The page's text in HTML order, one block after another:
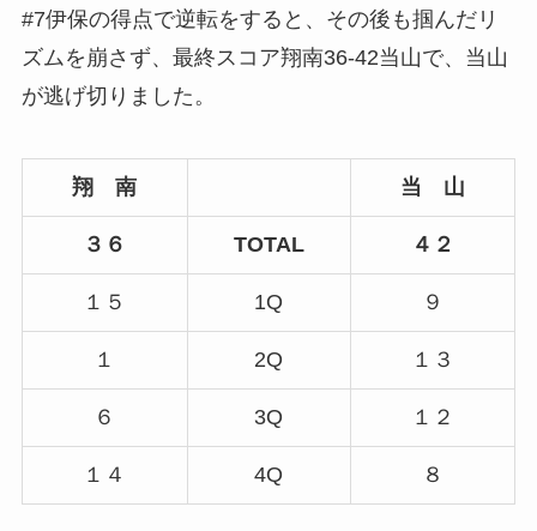
#7伊保の得点で逆転をすると、その後も掴んだリ
ズムを崩さず、最終スコア翔南36-42当山で、当山
が逃げ切りました。
翔 南 当 山
３６ TOTAL ４２
１５ 1Q ９
１ 2Q １３
６ 3Q １２
１４ 4Q ８